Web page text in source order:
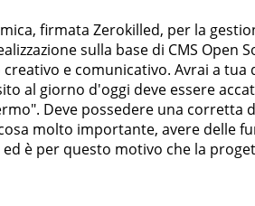
firmata Zerokilled, per la
sulla base di CMS
e comunicativo. Avrai a
al giorno d'oggi deve essere
Deve possedere una
molto importante, avere delle
è per questo motivo che la